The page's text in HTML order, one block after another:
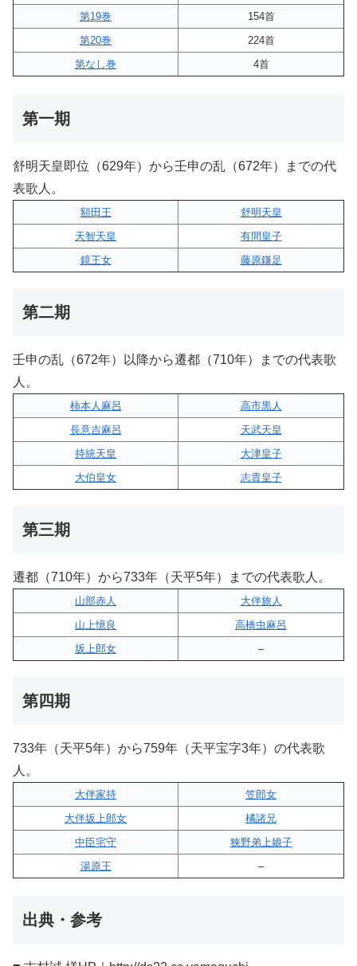
第19巻
154首
第20巻
224首
第なし巻
4首
第一期
舒明天皇即位（629年）から壬申の乱（672年）までの代
表歌人。
額田王
舒明天皇
天智天皇
有間皇子
鏡王女
藤原鎌足
第二期
壬申の乱（672年）以降から遷都（710年）までの代表歌
人。
柿本人麻呂
高市黒人
長意吉麻呂
天武天皇
持統天皇
大津皇子
大伯皇女
志貴皇子
第三期
遷都（710年）から733年（天平5年）までの代表歌人。
山部赤人
大伴旅人
山上憶良
高橋虫麻呂
坂上郎女
–
第四期
733年（天平5年）から759年（天平宝字3年）の代表歌
人。
大伴家持
笠郎女
大伴坂上郎女
橘諸兄
中臣宅守
狭野弟上娘子
湯原王
–
出典・参考